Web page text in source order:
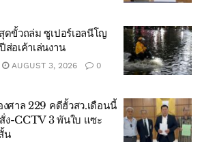
ขั้วถล่ม ซูเปอร์เอลนีโญ
อเค้าเล่นงาน
AUGUST 3, 2026
0
งศาล 229 คดีฮั้วสว.เดือนนี้
ง-CCTV 3 พันใบ แซะ
น